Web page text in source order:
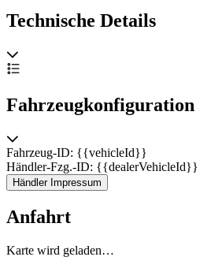
Technische Details
Fahrzeugkonfiguration
Fahrzeug-ID: {{vehicleId}}
Händler-Fzg.-ID: {{dealerVehicleId}}
Händler Impressum
Anfahrt
Karte wird geladen…